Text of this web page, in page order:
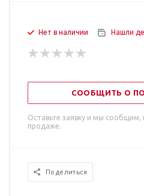
Нет в наличии Нашли
СООБЩИТЬ О
Оставьте заявку и мы сообщим,
продаже.
Поделиться